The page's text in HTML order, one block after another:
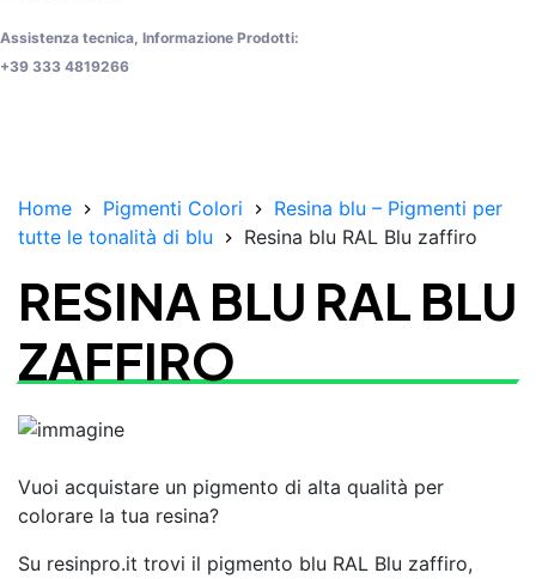
Assistenza tecnica, Informazione Prodotti:
+39 333 4819266
Home Pigmenti Colori
Resina blu – Pigmenti per
tutte le tonalità di blu
Resina blu RAL Blu zaffiro
RESINA BLU RAL BLU
ZAFFIRO
Vuoi acquistare un pigmento di alta qualità per
colorare la tua resina?
Su resinpro.it trovi il pigmento blu RAL Blu zaffiro,